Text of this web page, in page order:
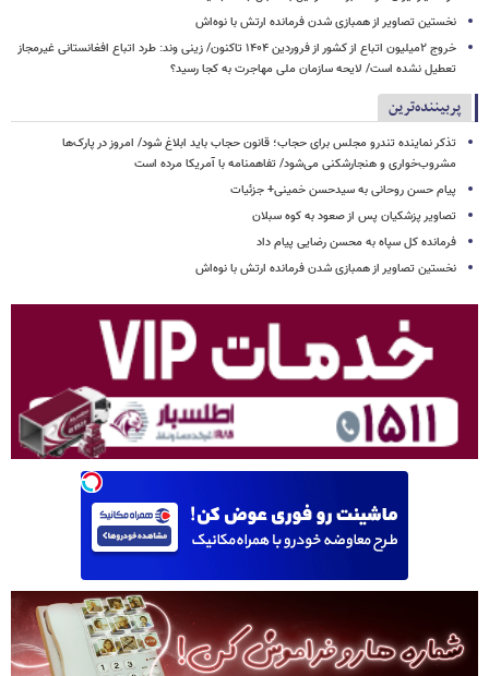
نخستین تصاویر از همبازی شدن فرمانده ارتش با نوه‌اش
خروج ۲میلیون اتباع از کشور از فروردین ۱۴۰۴ تاکنون/ زینی وند: طرد اتباع افغانستانی غیرمجاز
تعطیل نشده است/ لایحه سازمان ملی مهاجرت به کجا رسید؟
پربیننده‌ترین
تذکر نماینده تندرو مجلس برای حجاب؛ قانون حجاب باید ابلاغ شود/ امروز در پارک‌ها
مشروب‌خواری و هنجارشکنی می‌شود/ تفاهمنامه با آمریکا مرده است
پیام حسن روحانی به سیدحسن خمینی+ جزئیات
تصاویر پزشکیان پس از صعود به کوه سبلان
فرمانده کل سپاه به محسن رضایی پیام داد
نخستین تصاویر از همبازی شدن فرمانده ارتش با نوه‌اش